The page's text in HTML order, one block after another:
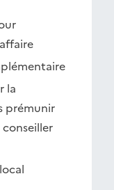
la
prémunir